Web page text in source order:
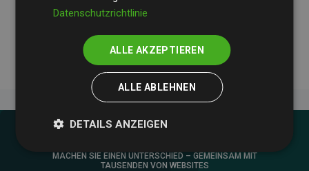
Websites kompensieren – ein klarer Nachweis für die
messbare Klimawirkung unseres Ansatzes.
MACHEN SIE EINEN UNTERSCHIED – GEMEINSAM MIT
TAUSENDEN VON WEBSITES
Datenschutzrichtlinie
ALLE AKZEPTIEREN
ALLE ABLEHNEN
DETAILS ANZEIGEN